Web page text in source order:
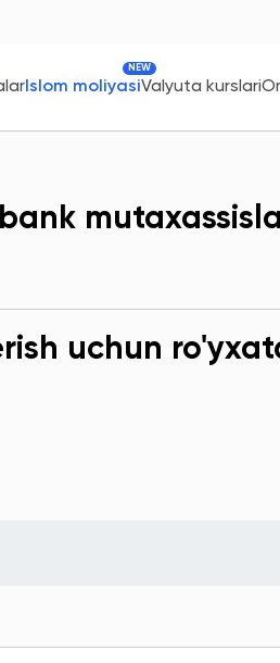
Islom moliyasi
NEW
Valyuta kurslari
uchun